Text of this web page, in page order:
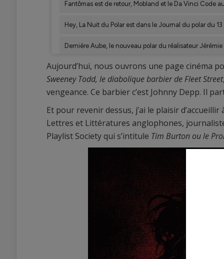
Aujourd’hui, nous ouvrons une page cinéma
Sweeney Todd, le diabolique barbier de Fleet Street
vengeance. Ce barbier c’est Johnny Depp. Il
Et pour revenir dessus, j’ai le plaisir
Lettres et Littératures anglophones,
Playlist Society qui s’intitule Tim Burton ou le